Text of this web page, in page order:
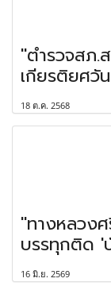
"ตำรวจสภ.
เกียรติยศวั
18 ต.ค. 2568
"ทางหลวง
บรรทุกติด '
16 มิ.ย. 2569